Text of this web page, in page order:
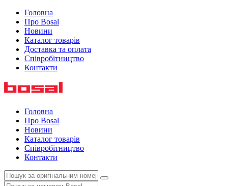
Головна
Про Bosal
Новини
Каталог товарів
Доставка та оплата
Співробітництво
Контакти
Головна
Про Bosal
Новини
Каталог товарів
Співробітництво
Контакти